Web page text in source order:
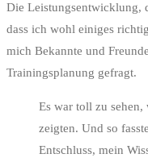
Die Leistungsentwicklung,
dass ich wohl einiges
mich Bekannte und
Trainingsplanung gefragt.
Es war toll zu
zeigten. Und so
Entschluss, mein